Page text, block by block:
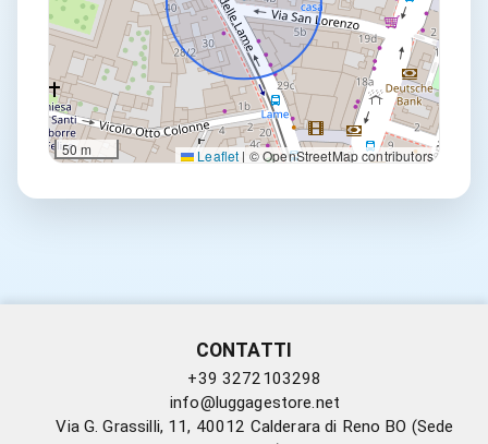
50 m Leaflet | © OpenStreetMap contributors
CONTATTI
+39 3272103298
info@luggagestore.net
Via G. Grassilli, 11, 40012 Calderara di Reno BO (Sede